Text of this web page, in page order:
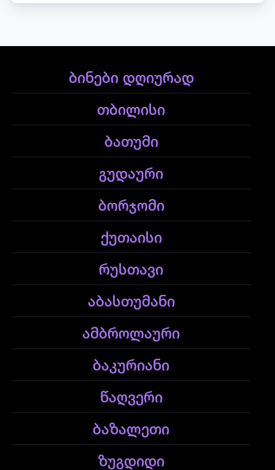
ბინები დღიურად
თბილისი
ბათუმი
გუდაური
ბორჯომი
ქუთაისი
რუსთავი
აბასთუმანი
ამბროლაური
ბაკურიანი
წაღვერი
ბაზალეთი
ზუგდიდი